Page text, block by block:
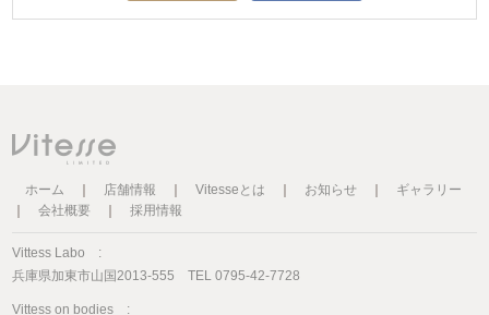
ホーム ｜ 店舗情報 ｜ Vitesseとは ｜ お知らせ ｜
ギャラリー
｜
会社概要 ｜ 採用情報
Vittess Labo :
兵庫県加東市山国2013-555 TEL 0795-42-7728
Vittess on bodies :